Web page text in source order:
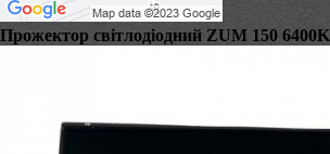
Прожектор світлодіодний ZUM 150 6400K